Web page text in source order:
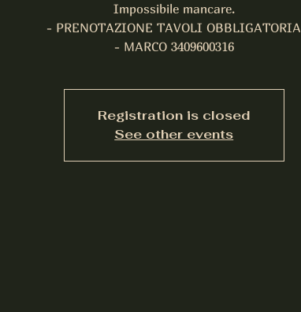
Impossibile mancare.
- PRENOTAZIONE TAVOLI OBBLIGATORIA
- MARCO 3409600316
Registration is closed
See other events